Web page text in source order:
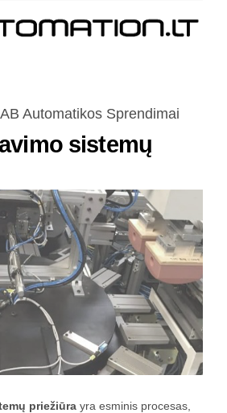
Automatikos Sprendimai
sistemų
priežiūra yra esminis procesas,